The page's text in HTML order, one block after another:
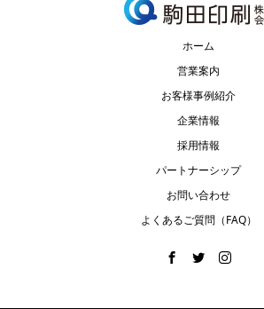
ホーム
営業案内
お客様事例紹介
企業情報
採用情報
パートナーシップ
お問い合わせ
よくあるご質問（FAQ）